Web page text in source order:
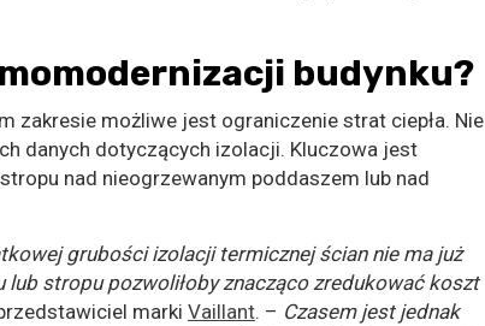
budynku?
zakresie możliwe jest ograniczenie strat ciepła. Nie
danych dotyczących izolacji. Kluczowa jest
nad nieogrzewanym poddaszem lub nad
grubości izolacji termicznej ścian nie ma już
stropu pozwoliłoby znacząco zredukować koszt
marki Vaillant. – Czasem jest jednak